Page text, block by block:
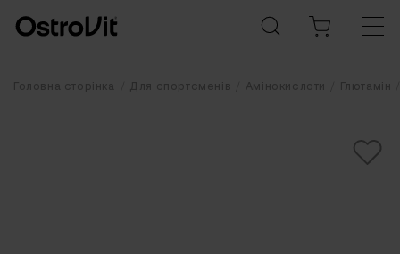
Головна сторінка Для спортсменів Амінокислоти Глютамін